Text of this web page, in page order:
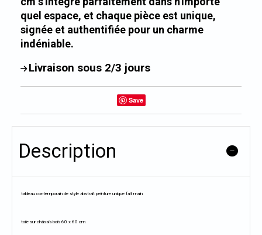
quel espace, et chaque pièce est unique,
signée et authentifiée pour un charme
indéniable.
Livraison sous 2/3 jours
Save
Description
tableau contemporain de style abstrait peinture unique fait main
toile sur châssis bois 60 x 60 cm